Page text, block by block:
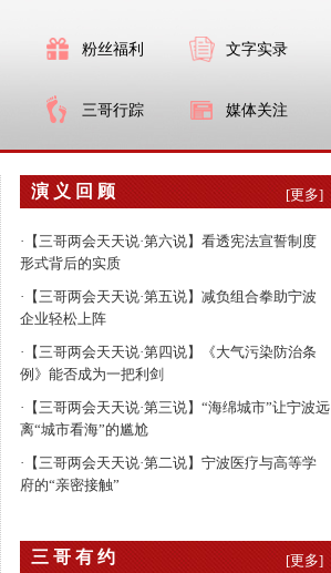
粉丝福利 文字实录
三哥行踪 媒体关注
演 义 回 顾 [更多]
· 【三哥两会天天说·第六说】看透宪法宣誓制度
形式背后的实质
· 【三哥两会天天说·第五说】减负组合拳助宁波
企业轻松上阵
· 【三哥两会天天说·第四说】《大气污染防治条
例》能否成为一把利剑
· 【三哥两会天天说·第三说】“海绵城市”让宁波远
离“城市看海”的尴尬
· 【三哥两会天天说·第二说】宁波医疗与高等学
府的“亲密接触”
三 哥 有 约 [更多]